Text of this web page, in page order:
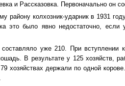
и Рассказовка. Первоначально он
району колхозник-ударник в 1931
это было явно недостаточно, если
уже 210. При вступлении
В результате у 125 хозяйств,
хозяйствах держали по одной